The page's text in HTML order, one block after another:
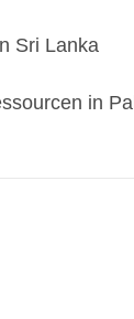
Sri Lanka
in